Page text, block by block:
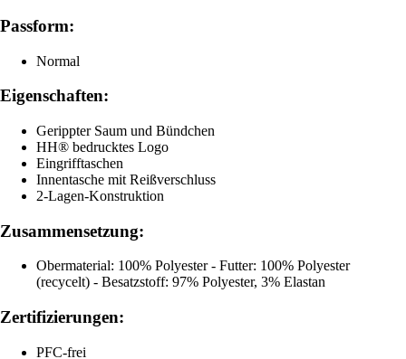
Passform:
Normal
Eigenschaften:
Gerippter Saum und Bündchen
HH® bedrucktes Logo
Eingrifftaschen
Innentasche mit Reißverschluss
2-Lagen-Konstruktion
Zusammensetzung:
Obermaterial: 100% Polyester - Futter: 100% Polyester
(recycelt) - Besatzstoff: 97% Polyester, 3% Elastan
Zertifizierungen:
PFC-frei